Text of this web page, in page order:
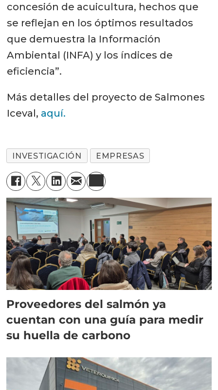
concesión de acuicultura, hechos que
se reflejan en los óptimos resultados
que demuestra la Información
Ambiental (INFA) y los índices de
eficiencia”.
Más detalles del proyecto de Salmones
Iceval, aquí.
INVESTIGACIÓN EMPRESAS
Proveedores del salmón ya
cuentan con una guía para medir
su huella de carbono